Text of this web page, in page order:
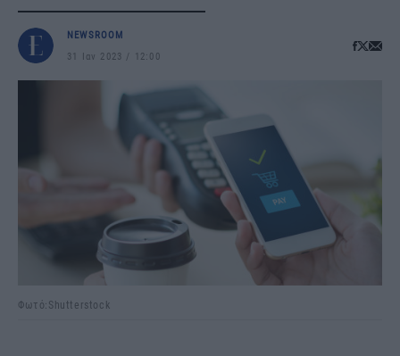
NEWSROOM
31 Ιαν 2023
12:00
Φωτό:Shutterstock